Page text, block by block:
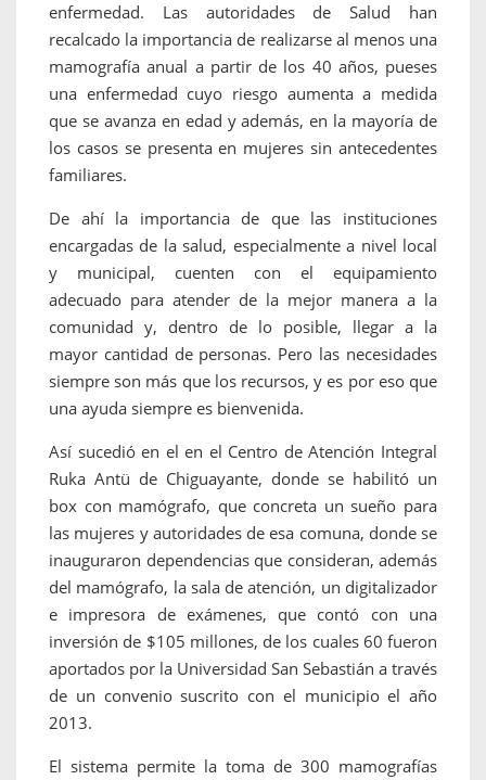
enfermedad. Las autoridades de Salud han
recalcado la importancia de realizarse al menos una
mamografía anual a partir de los 40 años, pueses
una enfermedad cuyo riesgo aumenta a medida
que se avanza en edad y además, en la mayoría de
los casos se presenta en mujeres sin antecedentes
familiares.
De ahí la importancia de que las instituciones
encargadas de la salud, especialmente a nivel local
y municipal, cuenten con el equipamiento
adecuado para atender de la mejor manera a la
comunidad y, dentro de lo posible, llegar a la
mayor cantidad de personas. Pero las necesidades
siempre son más que los recursos, y es por eso que
una ayuda siempre es bienvenida.
Así sucedió en el en el Centro de Atención Integral
Ruka Antü de Chiguayante, donde se habilitó un
box con mamógrafo, que concreta un sueño para
las mujeres y autoridades de esa comuna, donde se
inauguraron dependencias que consideran, además
del mamógrafo, la sala de atención, un digitalizador
e impresora de exámenes, que contó con una
inversión de $105 millones, de los cuales 60 fueron
aportados por la Universidad San Sebastián a través
de un convenio suscrito con el municipio el año
2013.
El sistema permite la toma de 300 mamografías